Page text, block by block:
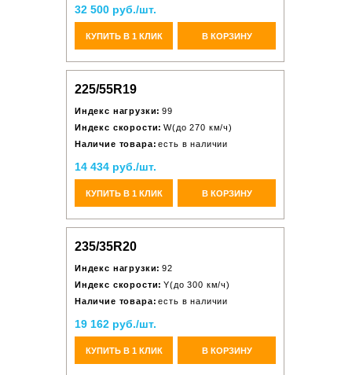
32 500 руб./шт.
КУПИТЬ В 1 КЛИК В КОРЗИНУ
225/55R19
Индекс нагрузки: 99
Индекс скорости: W(до 270 км/ч)
Наличие товара: есть в наличии
14 434 руб./шт.
КУПИТЬ В 1 КЛИК В КОРЗИНУ
235/35R20
Индекс нагрузки: 92
Индекс скорости: Y(до 300 км/ч)
Наличие товара: есть в наличии
19 162 руб./шт.
КУПИТЬ В 1 КЛИК В КОРЗИНУ